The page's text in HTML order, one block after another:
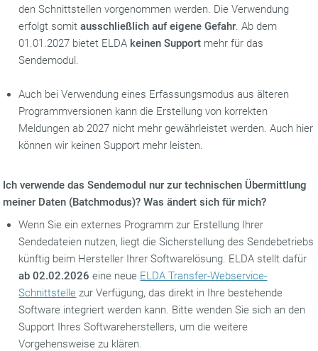
den Schnittstellen vorgenommen werden. Die Verwendung
erfolgt somitausschließlich auf eigene Gefahr. Ab dem
01.01.2027 bietet ELDA keinen Support mehr für das
Sendemodul.
Auch bei Verwendung eines Erfassungsmodus aus älteren
Programmversionen kann die Erstellung von korrekten
Meldungen ab 2027 nicht mehr gewährleistet werden. Auch hier
können wir keinen Support mehr leisten.
Ich verwende das Sendemodul nur zur technischen Übermittlung
meiner Daten (Batchmodus)? Was ändert sich für mich?
Wenn Sie ein externes Programm zur Erstellung Ihrer
Sendedateien nutzen, liegt die Sicherstellung des Sendebetriebs
künftig beim Hersteller Ihrer Softwarelösung. ELDA stellt dafür
ab 02.02.2026 eine neue ELDA Transfer-Webservice-
Schnittstelle zur Verfügung, das direkt in Ihre bestehende
Software integriert werden kann. Bitte wenden Sie sich an den
Support Ihres Softwareherstellers, um die weitere
Vorgehensweise zu klären.